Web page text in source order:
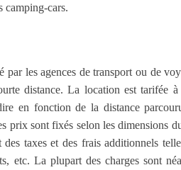
camping-cars.
les agences de transport ou de
distance. La location est tarifée
en fonction de la distance
prix sont fixés selon les dimensions
taxes et des frais additionnels
etc. La plupart des charges sont